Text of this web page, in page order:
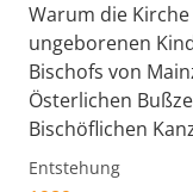
Warum die
ungeborenen
Bischofs von
Österlichen
Bischöflichen
Entstehung